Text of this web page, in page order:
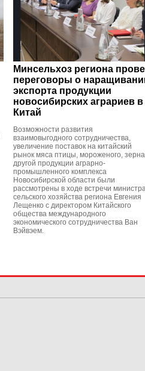
Минсельхоз региона
переговоры о
экспорта продукции
новосибирских аграриев в
Китай
Возможности развития
взаимовыгодного сотрудничества,
увеличение поставок на китайский
рынок мяса птицы, мороженого,
другой продукции аграрно-
промышленного комплекса
Новосибирской области были
рассмотрены в ходе встречи
сельского хозяйства региона Евгения
Лещенко с директором Китайского
общества международного
экономического сотрудничества Ван
Вэйвэем.